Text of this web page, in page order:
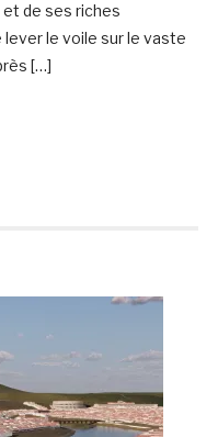
de ses riches
le voile sur le vaste
[…]